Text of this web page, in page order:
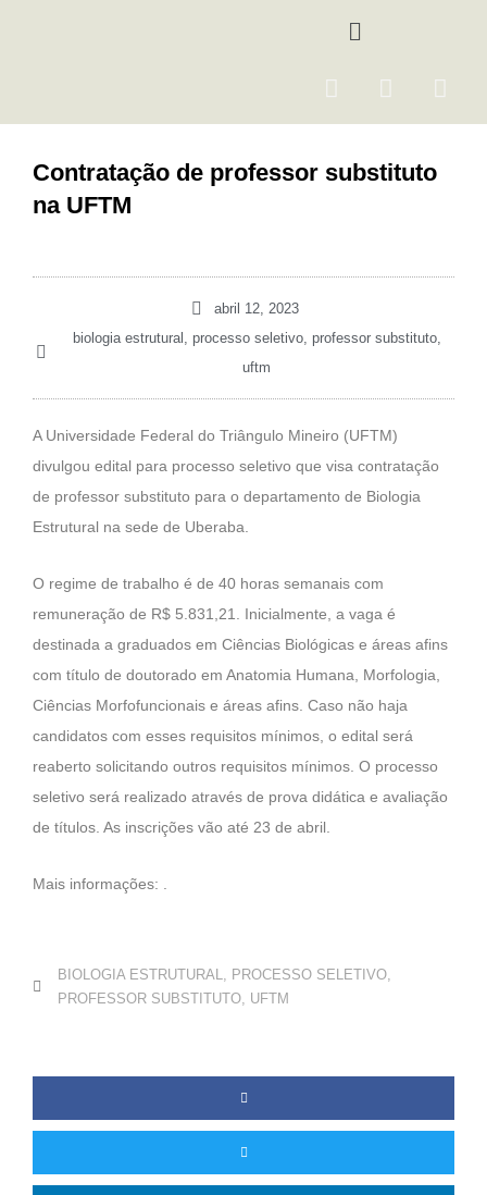
Menu
F
e
b
I
t
a
m
Y
Contratação de professor substituto
na UFTM
abril 12, 2023
biologia estrutural , processo seletivo, professor substituto,
uftm
A Universidade Federal do Triângulo Mineiro (UFTM)
divulgou edital para processo seletivo que visa contratação
de professor substituto para o departamento de Biologia
Estrutural na sede de Uberaba.
O regime de trabalho é de 40 horas semanais com
remuneração de R$ 5.831,21. Inicialmente, a vaga é
destinada a graduados em Ciências Biológicas e áreas afins
com título de doutorado em Anatomia Humana, Morfologia,
Ciências Morfofuncionais e áreas afins. Caso não haja
candidatos com esses requisitos mínimos, o edital será
reaberto solicitando outros requisitos mínimos. O processo
seletivo será realizado através de prova didática e avaliação
de títulos. As inscrições vão até 23 de abril.
Mais informações: .
BIOLOGIA ESTRUTURAL, PROCESSO SELETIVO,
PROFESSOR SUBSTITUTO, UFTM